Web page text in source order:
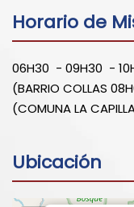
Horario de
06H30 - 09H30 -
(BARRIO COLLAS
(COMUNA LA
Ubicación